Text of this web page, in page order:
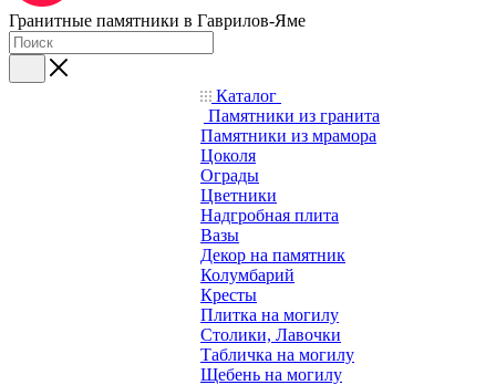
Гранитные памятники в Гаврилов-Яме
Каталог
Памятники из гранита
Памятники из мрамора
Цоколя
Ограды
Цветники
Надгробная плита
Вазы
Декор на памятник
Колумбарий
Кресты
Плитка на могилу
Столики, Лавочки
Табличка на могилу
Щебень на могилу